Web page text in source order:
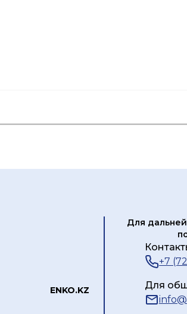
ЕNKO.KZ
Для
+7
Для